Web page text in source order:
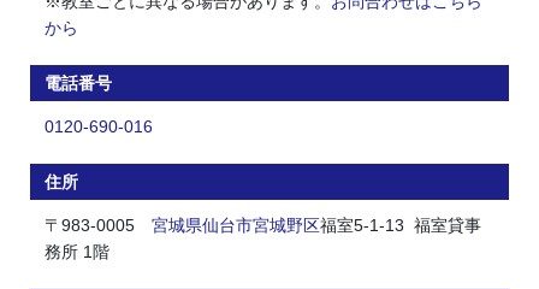
から
電話番号
0120-690-016
住所
〒983-0005 宮城県仙台市宮城野区福室5-1-13 福室貸事
務所 1階